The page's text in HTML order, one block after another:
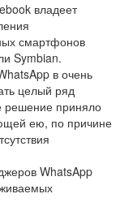
владеет
смартфонов
Symbian.
в очень
целый ряд
решение приняло
ею, по причине
WhatsApp